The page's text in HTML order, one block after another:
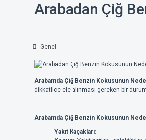
Arabadan Çiğ
Genel
Arabamda Çiğ Benzin Kokusunun
dikkatlice ele alınması gereken bir
Arabamda Çiğ Benzin Kokusunun
Yakıt Kaçakları: